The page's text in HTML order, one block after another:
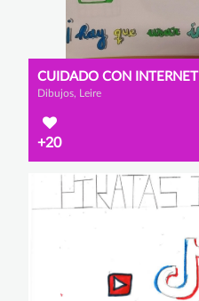
CUIDADO CON INTERNET
Dibujos, Leire
+20